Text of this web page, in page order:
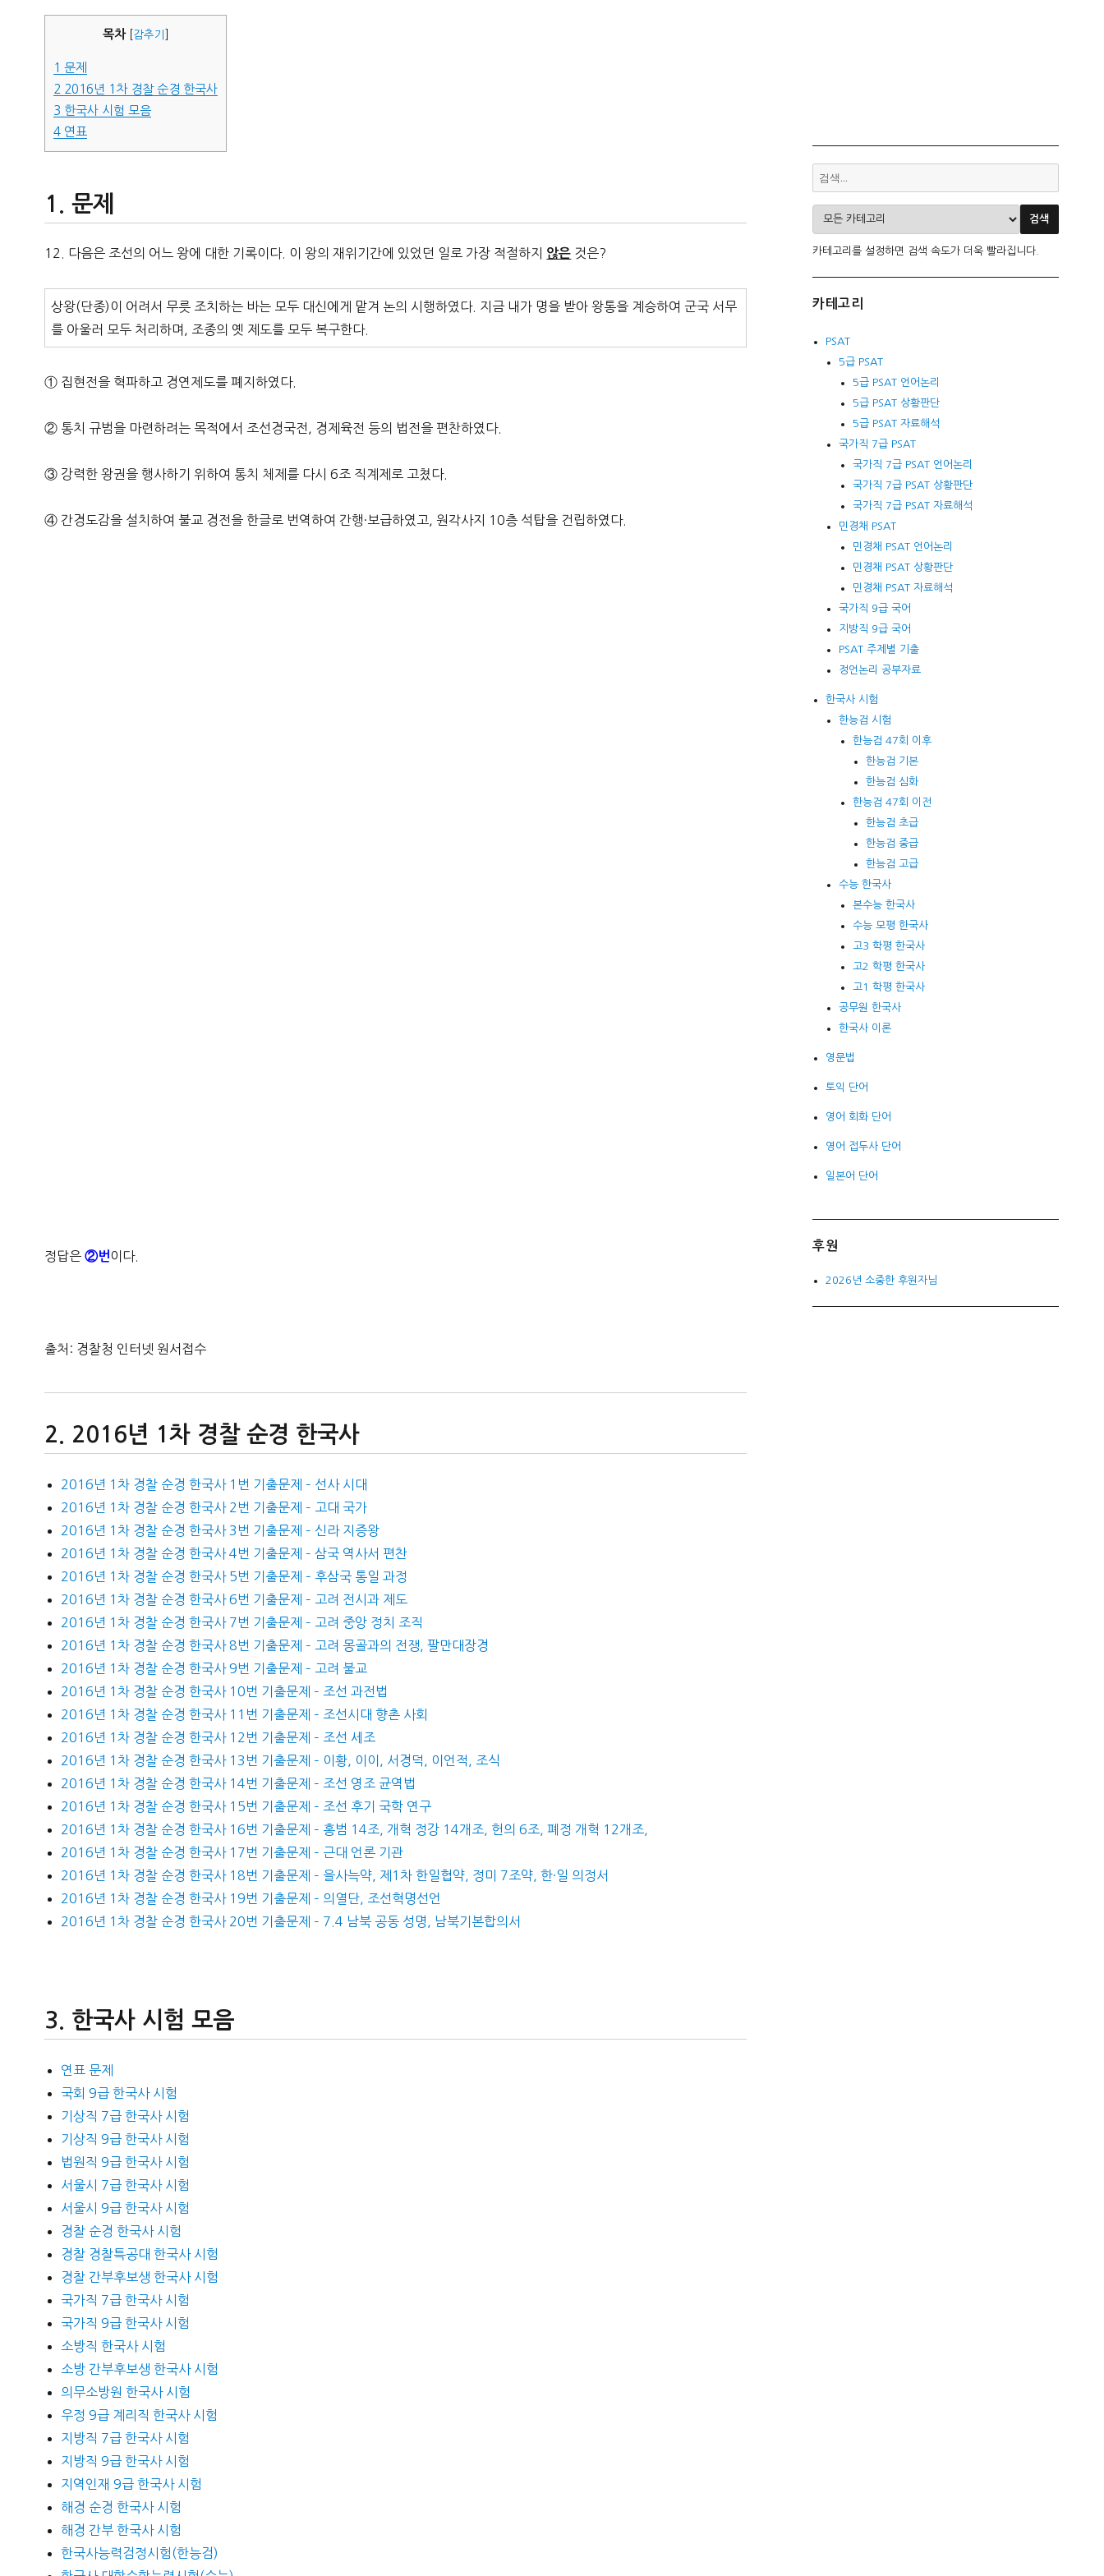
자
목차 감추기
1 문제
2 2016년 1차 경찰 순경 한국사
3 한국사 시험 모음
4 연표
문제
12. 다음은 조선의 어느 왕에 대한 기록이다. 이 왕의 재위기간에 있었던 일로 가장 적절하지 않은 것은?
상왕(단종)이 어려서 무릇 조치하는 바는 모두 대신에게 맡겨 논의 시행하였다. 지금 내가 명을 받아 왕통을 계승하여 군국 서무
를 아울러 모두 처리하며, 조종의 옛 제도를 모두 복구한다.
① 집현전을 혁파하고 경연제도를 폐지하였다.
② 통치 규범을 마련하려는 목적에서 조선경국전, 경제육전 등의 법전을 편찬하였다.
③ 강력한 왕권을 행사하기 위하여 통치 체제를 다시 6조 직계제로 고쳤다.
④ 간경도감을 설치하여 불교 경전을 한글로 번역하여 간행·보급하였고, 원각사지 10층 석탑을 건립하였다.
정답은 ②번 이다.
출처: 경찰청 인터넷 원서접수
2016년 1차 경찰 순경 한국사
2016년 1차 경찰 순경 한국사 1번 기출문제 – 선사 시대
2016년 1차 경찰 순경 한국사 2번 기출문제 – 고대 국가
2016년 1차 경찰 순경 한국사 3번 기출문제 – 신라 지증왕
2016년 1차 경찰 순경 한국사 4번 기출문제 – 삼국 역사서 편찬
2016년 1차 경찰 순경 한국사 5번 기출문제 – 후삼국 통일 과정
2016년 1차 경찰 순경 한국사 6번 기출문제 – 고려 전시과 제도
2016년 1차 경찰 순경 한국사 7번 기출문제 – 고려 중앙 정치 조직
2016년 1차 경찰 순경 한국사 8번 기출문제 – 고려 몽골과의 전쟁, 팔만대장경
2016년 1차 경찰 순경 한국사 9번 기출문제 – 고려 불교
2016년 1차 경찰 순경 한국사 10번 기출문제 – 조선 과전법
2016년 1차 경찰 순경 한국사 11번 기출문제 – 조선시대 향촌 사회
2016년 1차 경찰 순경 한국사 12번 기출문제 – 조선 세조
2016년 1차 경찰 순경 한국사 13번 기출문제 – 이황, 이이, 서경덕, 이언적, 조식
2016년 1차 경찰 순경 한국사 14번 기출문제 – 조선 영조 균역법
2016년 1차 경찰 순경 한국사 15번 기출문제 – 조선 후기 국학 연구
2016년 1차 경찰 순경 한국사 16번 기출문제 – 홍범 14조, 개혁 정강 14개조, 헌의 6조, 폐정 개혁 12개조,
2016년 1차 경찰 순경 한국사 17번 기출문제 – 근대 언론 기관
2016년 1차 경찰 순경 한국사 18번 기출문제 – 을사늑약, 제1차 한일협약, 정미 7조약, 한·일 의정서
2016년 1차 경찰 순경 한국사 19번 기출문제 – 의열단, 조선혁명선언
2016년 1차 경찰 순경 한국사 20번 기출문제 – 7.4 남북 공동 성명, 남북기본합의서
한국사 시험 모음
연표 문제
국회 9급 한국사 시험
기상직 7급 한국사 시험
기상직 9급 한국사 시험
법원직 9급 한국사 시험
서울시 7급 한국사 시험
서울시 9급 한국사 시험
경찰 순경 한국사 시험
경찰 경찰특공대 한국사 시험
경찰 간부후보생 한국사 시험
국가직 7급 한국사 시험
국가직 9급 한국사 시험
소방직 한국사 시험
소방 간부후보생 한국사 시험
의무소방원 한국사 시험
우정 9급 계리직 한국사 시험
지방직 7급 한국사 시험
지방직 9급 한국사 시험
지역인재 9급 한국사 시험
해경 순경 한국사 시험
해경 간부 한국사 시험
한국사능력검정시험(한능검)
카테고리를 설정하면 검색 속도가 더욱 빨라집니다.
카테고리
PSAT
5급 PSAT
5급 PSAT 언어논리
5급 PSAT 상황판단
5급 PSAT 자료해석
국가직 7급 PSAT
국가직 7급 PSAT 언어논리
국가직 7급 PSAT 상황판단
국가직 7급 PSAT 자료해석
민경채 PSAT
민경채 PSAT 언어논리
민경채 PSAT 상황판단
민경채 PSAT 자료해석
국가직 9급 국어
지방직 9급 국어
PSAT 주제별 기출
정언논리 공부자료
한국사 시험
한능검 시험
한능검 47회 이후
한능검 기본
한능검 심화
한능검 47회 이전
한능검 초급
한능검 중급
한능검 고급
수능 한국사
본수능 한국사
수능 모평 한국사
고3 학평 한국사
고2 학평 한국사
고1 학평 한국사
공무원 한국사
한국사 이론
영문법
토익 단어
영어 회화 단어
영어 접두사 단어
일본어 단어
후원
2026년 소중한 후원자님